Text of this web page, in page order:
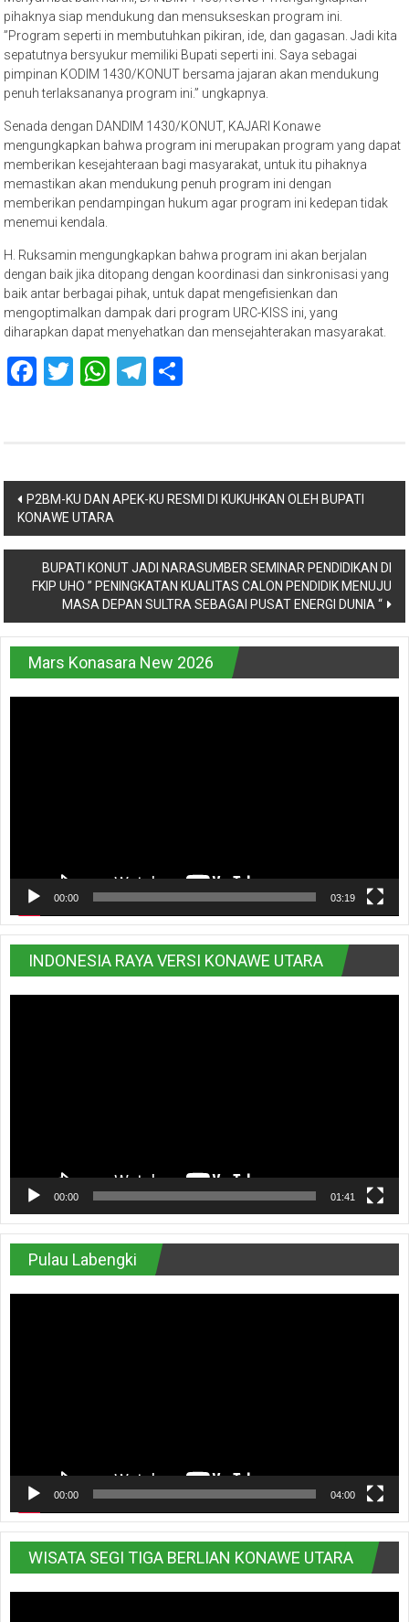
pihaknya siap mendukung dan mensukseskan program ini.
”Program seperti in membutuhkan pikiran, ide, dan gagasan. Jadi kita
sepatutnya bersyukur memiliki Bupati seperti ini. Saya sebagai
pimpinan KODIM 1430/KONUT bersama jajaran akan mendukung
penuh terlaksananya program ini.” ungkapnya.
Senada dengan DANDIM 1430/KONUT, KAJARI Konawe
mengungkapkan bahwa program ini merupakan program yang dapat
memberikan kesejahteraan bagi masyarakat, untuk itu pihaknya
memastikan akan mendukung penuh program ini dengan
memberikan pendampingan hukum agar program ini kedepan tidak
menemui kendala.
H. Ruksamin mengungkapkan bahwa program ini akan berjalan
dengan baik jika ditopang dengan koordinasi dan sinkronisasi yang
baik antar berbagai pihak, untuk dapat mengefisienkan dan
mengoptimalkan dampak dari program URC-KISS ini, yang
diharapkan dapat menyehatkan dan mensejahterakan masyarakat.
Facebook
Twitter
WhatsApp
Telegram
Navigasi
pos
P2BM-KU DAN APEK-KU RESMI DI KUKUHKAN OLEH BUPATI
KONAWE UTARA
BUPATI KONUT JADI NARASUMBER SEMINAR PENDIDIKAN DI
FKIP UHO ” PENINGKATAN KUALITAS CALON PENDIDIK MENUJU
MASA DEPAN SULTRA SEBAGAI PUSAT ENERGI DUNIA “
Mars Konasara New 2026
00:00 03:19
INDONESIA RAYA VERSI KONAWE UTARA
00:00 01:41
Pulau Labengki
00:00 04:00
WISATA SEGI TIGA BERLIAN KONAWE UTARA